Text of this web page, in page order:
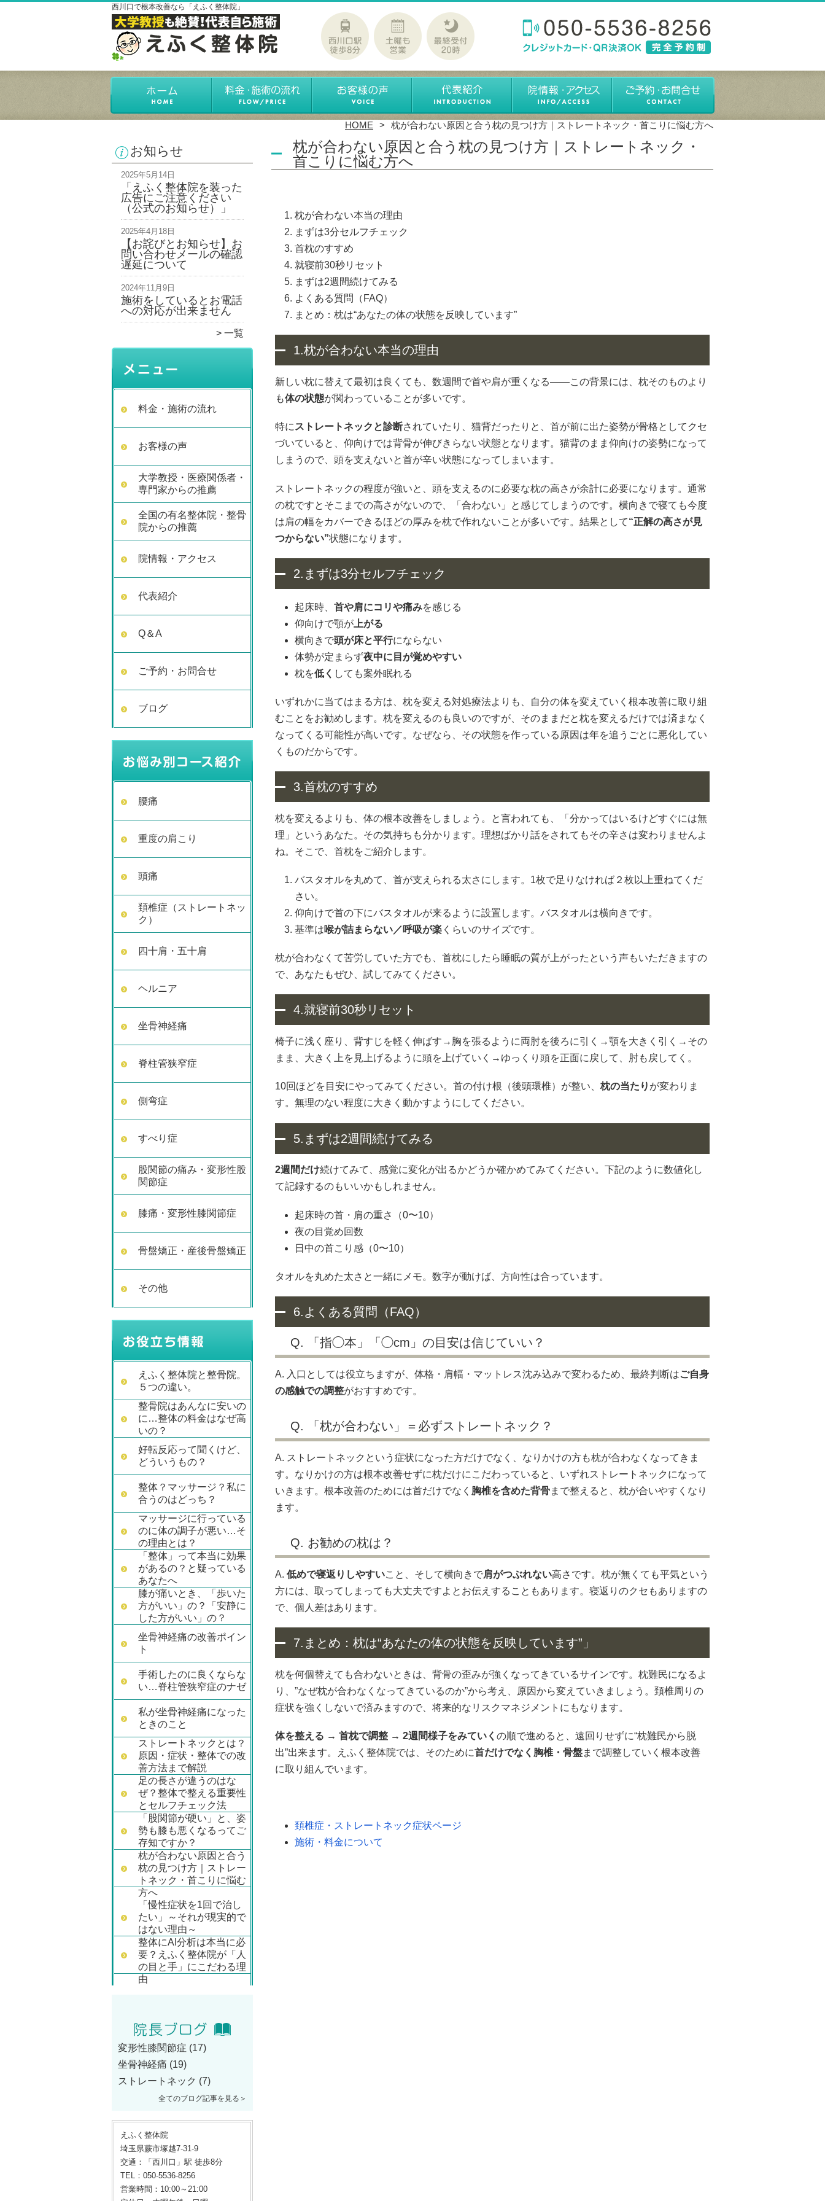
西川口で根本改善なら「えふく整体院」
HOME 枕が合わない原因と合う枕の見つけ方｜ストレートネック・首こりに悩む方へ
お知らせ
2025年5月14日
「えふく整体院を装った
広告にご注意ください
（公式のお知らせ）」
2025年4月18日
【お詫びとお知らせ】お
問い合わせメールの確認
遅延について
2024年11月9日
施術をしているとお電話
への対応が出来ません
一覧
料金・施術の流れ
お客様の声
大学教授・医療関係者・
専門家からの推薦
全国の有名整体院・整骨
院からの推薦
院情報・アクセス
代表紹介
Q＆A
ご予約・お問合せ
ブログ
腰痛
重度の肩こり
頭痛
頚椎症（ストレートネッ
ク）
四十肩・五十肩
ヘルニア
坐骨神経痛
脊柱管狭窄症
側弯症
すべり症
股関節の痛み・変形性股
関節症
膝痛・変形性膝関節症
骨盤矯正・産後骨盤矯正
その他
えふく整体院と整骨院。
５つの違い。
整骨院はあんなに安いの
に…整体の料金はなぜ高
いの？
好転反応って聞くけど、
どういうもの？
整体？マッサージ？私に
合うのはどっち？
マッサージに行っている
のに体の調子が悪い…そ
の理由とは？
「整体」って本当に効果
があるの？と疑っている
あなたへ
膝が痛いとき、「歩いた
方がいい」の？「安静に
した方がいい」の？
坐骨神経痛の改善ポイン
ト
手術したのに良くならな
い…脊柱管狭窄症のナゼ
私が坐骨神経痛になった
ときのこと
ストレートネックとは？
原因・症状・整体での改
善方法まで解説
足の長さが違うのはな
ぜ？整体で整える重要性
とセルフチェック法
「股関節が硬い」と、姿
勢も膝も悪くなるってご
存知ですか？
枕が合わない原因と合う
枕の見つけ方｜ストレー
トネック・首こりに悩む
方へ
「慢性症状を1回で治し
たい」～それが現実的で
はない理由～
整体にAI分析は本当に必
要？えふく整体院が「人
の目と手」にこだわる理
由
変形性膝関節症 (17)
坐骨神経痛 (19)
ストレートネック (7)
全てのブログ記事を見る＞
えふく整体院
埼玉県蕨市塚越7-31-9
交通：「西川口」駅 徒歩8分
TEL：050-5536-8256
営業時間：10:00～21:00
枕が合わない原因と合う枕の見つけ方｜ストレートネック・
首こりに悩む方へ
枕が合わない本当の理由
まずは3分セルフチェック
首枕のすすめ
就寝前30秒リセット
まずは2週間続けてみる
よくある質問（FAQ）
まとめ：枕は“あなたの体の状態を反映しています”
1.枕が合わない本当の理由
新しい枕に替えて最初は良くても、数週間で首や肩が重くなる——この背景には、枕そのものより
も体の状態が関わっていることが多いです。
特に ストレートネックと診断されていたり、猫背だったりと、首が前に出た姿勢が骨格としてクセ
づいていると、仰向けでは背骨が伸びきらない状態となります。猫背のまま仰向けの姿勢になって
しまうので、頭を支えないと首が辛い状態になってしまいます。
ストレートネックの程度が強いと、頭を支えるのに必要な枕の高さが余計に必要になります。通常
の枕ですとそこまでの高さがないので、「合わない」と感じてしまうのです。横向きで寝ても今度
は肩の幅をカバーできるほどの厚みを枕で作れないことが多いです。結果として“正解の高さが見
つからない”状態になります。
2.まずは3分セルフチェック
起床時、 首や肩にコリや痛みを感じる
仰向けで顎が 上がる
横向きで頭が床と平行にならない
体勢が定まらず夜中に目が覚めやすい
枕を低く しても案外眠れる
いずれかに当てはまる方は、枕を変える対処療法よりも、自分の体を変えていく根本改善に取り組
むことをお勧めします。枕を変えるのも良いのですが、そのままだと枕を変えるだけでは済まなく
なってくる可能性が高いです。なぜなら、その状態を作っている原因は年を追うごとに悪化してい
くものだからです。
3.首枕のすすめ
枕を変えるよりも、体の根本改善をしましょう。と言われても、「分かってはいるけどすぐには無
理」というあなた。その気持ちも分かります。理想ばかり話をされてもその辛さは変わりませんよ
ね。そこで、首枕をご紹介します。
バスタオルを丸めて、首が支えられる太さにします。1枚で足りなければ２枚以上重ねてくだ
さい。
仰向けで首の下にバスタオルが来るように設置します。バスタオルは横向きです。
基準は喉が詰まらない／呼吸が楽 くらいのサイズです。
枕が合わなくて苦労していた方でも、首枕にしたら睡眠の質が上がったという声もいただきますの
で、あなたもぜひ、試してみてください。
4.就寝前30秒リセット
椅子に浅く座り、背すじを軽く伸ばす→胸を張るように両肘を後ろに引く→顎を大きく引く→その
まま、大きく上を見上げるように頭を上げていく→ゆっくり頭を正面に戻して、肘も戻してく。
10回ほどを目安にやってみてください。首の付け根（後頭環椎）が整い、 枕の当たり が変わりま
す。無理のない程度に大きく動かすようにしてください。
5.まずは2週間続けてみる
2週間だけ続けてみて、感覚に変化が出るかどうか確かめてみてください。下記のように数値化し
て記録するのもいいかもしれません。
起床時の首・肩の重さ（0〜10）
夜の目覚め回数
日中の首こり感（0〜10）
タオルを丸めた太さと一緒にメモ。数字が動けば、方向性は合っています。
6.よくある質問（FAQ）
Q. 「指◯本」「◯cm」の目安は信じていい？
A. 入口としては役立ちますが、体格・肩幅・マットレス沈み込みで変わるため、最終判断はご自身
の感触での調整がおすすめです。
Q. 「枕が合わない」＝必ずストレートネック？
A. ストレートネックという症状になった方だけでなく、なりかけの方も枕が合わなくなってきま
す。なりかけの方は根本改善せずに枕だけにこだわっていると、いずれストレートネックになって
いきます。根本改善のためには首だけでなく 胸椎を含めた背骨まで整えると、枕が合いやすくなり
ます。
Q. お勧めの枕は？
A. 低めで寝返りしやすいこと、そして横向きで肩がつぶれない高さです。枕が無くても平気という
方には、取ってしまっても大丈夫ですよとお伝えすることもあります。寝返りのクセもありますの
で、個人差はあります。
7.まとめ：枕は“あなたの体の状態を反映しています”」
枕を何個替えても合わないときは、背骨の歪みが強くなってきているサインです。枕難民になるよ
り、”なぜ枕が合わなくなってきているのか”から考え、原因から変えていきましょう。頚椎周りの
症状を強くしないで済みますので、将来的なリスクマネジメントにもなります。
体を整える → 首枕で調整 → 2週間様子をみていく の順で進めると、遠回りせずに“枕難民から脱
出”出来ます。えふく整体院では、そのために首だけでなく胸椎・骨盤まで調整していく根本改善
に取り組んでいます。
頚椎症・ストレートネック症状ページ
施術・料金について